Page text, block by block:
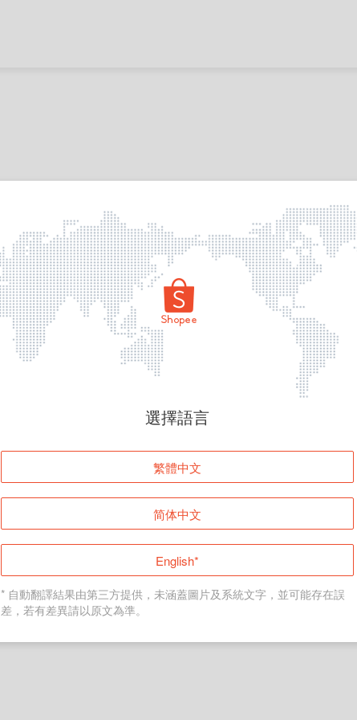
頁面無法顯示
登入
返回首頁
選擇語言
繁體中文
简体中文
English*
* 自動翻譯結果由第三方提供，未涵蓋圖片及系統文字，並可能存在誤
差，若有差異請以原文為準。